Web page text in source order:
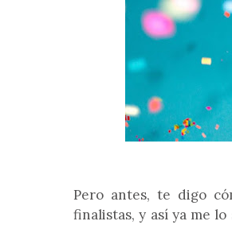
Pero antes, te digo
finalistas, y así ya me